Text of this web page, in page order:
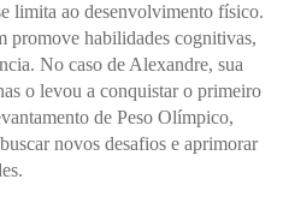
limita ao desenvolvimento físico.
promove habilidades cognitivas,
No caso de Alexandre, sua
o levou a conquistar o primeiro
de Peso Olímpico,
novos desafios e aprimorar